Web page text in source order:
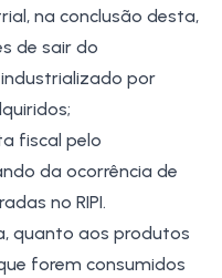
na conclusão desta,
de sair do
por
fiscal pelo
da ocorrência de
no RIPI.
quanto aos produtos
forem consumidos